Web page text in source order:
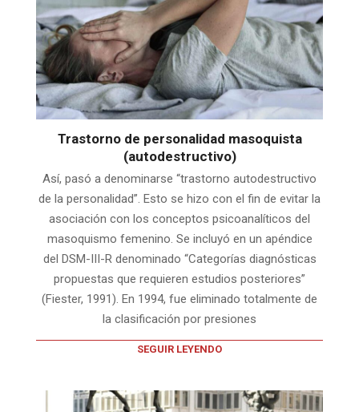
Trastorno de personalidad masoquista
(autodestructivo)
Así, pasó a denominarse “trastorno autodestructivo
de la personalidad”. Esto se hizo con el fin de evitar la
asociación con los conceptos psicoanalíticos del
masoquismo femenino. Se incluyó en un apéndice
del DSM-III-R denominado “Categorías diagnósticas
propuestas que requieren estudios posteriores”
(Fiester, 1991). En 1994, fue eliminado totalmente de
la clasificación por presiones
SEGUIR LEYENDO